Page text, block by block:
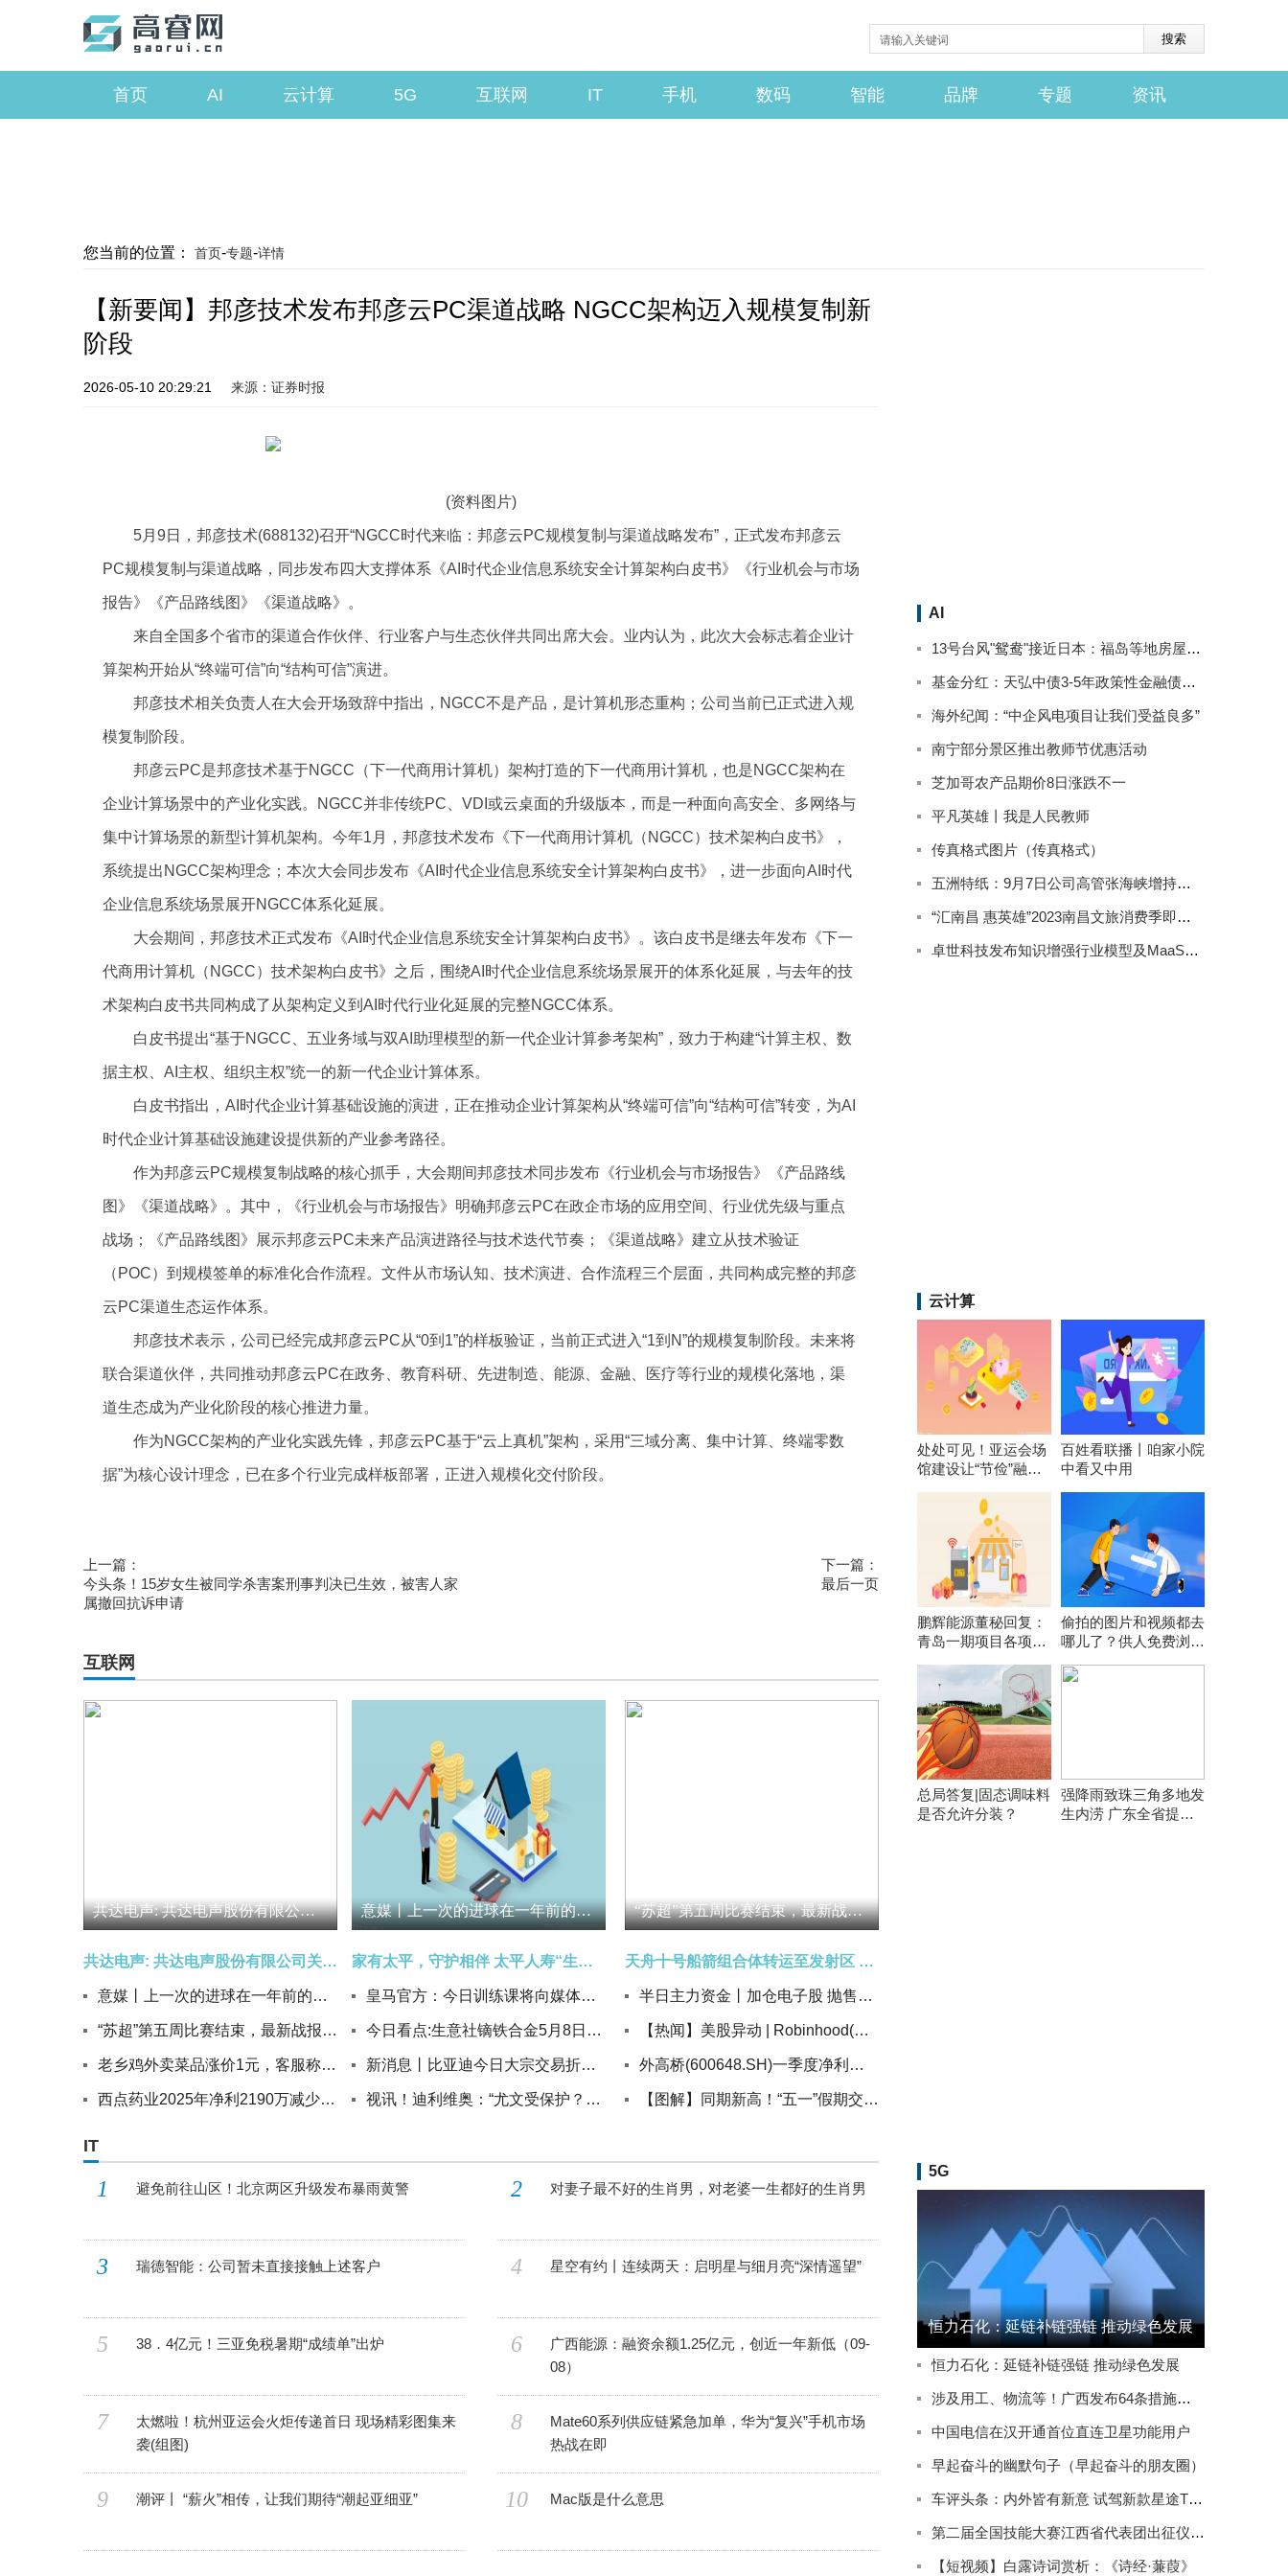
首页 AI 云计算 5G 互联网 IT 手机 数码 智能 品牌 专题 资讯
您当前的位置： 首页-专题-详情
【新要闻】邦彦技术发布邦彦云PC渠道战略 NGCC架构迈入规模复制新
阶段
2026-05-10 20:29:21 来源：证券时报
(资料图片)
5月9日，邦彦技术(688132)召开“NGCC时代来临：邦彦云PC规模复制与渠道战略发布”，正式发布邦彦云
PC规模复制与渠道战略，同步发布四大支撑体系《AI时代企业信息系统安全计算架构白皮书》《行业机会与市场
报告》《产品路线图》《渠道战略》。
来自全国多个省市的渠道合作伙伴、行业客户与生态伙伴共同出席大会。业内认为，此次大会标志着企业计
算架构开始从“终端可信”向“结构可信”演进。
邦彦技术相关负责人在大会开场致辞中指出，NGCC不是产品，是计算机形态重构；公司当前已正式进入规
模复制阶段。
邦彦云PC是邦彦技术基于NGCC（下一代商用计算机）架构打造的下一代商用计算机，也是NGCC架构在
企业计算场景中的产业化实践。NGCC并非传统PC、VDI或云桌面的升级版本，而是一种面向高安全、多网络与
集中计算场景的新型计算机架构。今年1月，邦彦技术发布《下一代商用计算机（NGCC）技术架构白皮书》，
系统提出NGCC架构理念；本次大会同步发布《AI时代企业信息系统安全计算架构白皮书》，进一步面向AI时代
企业信息系统场景展开NGCC体系化延展。
大会期间，邦彦技术正式发布《AI时代企业信息系统安全计算架构白皮书》。该白皮书是继去年发布《下一
代商用计算机（NGCC）技术架构白皮书》之后，围绕AI时代企业信息系统场景展开的体系化延展，与去年的技
术架构白皮书共同构成了从架构定义到AI时代行业化延展的完整NGCC体系。
白皮书提出“基于NGCC、五业务域与双AI助理模型的新一代企业计算参考架构”，致力于构建“计算主权、数
据主权、AI主权、组织主权”统一的新一代企业计算体系。
白皮书指出，AI时代企业计算基础设施的演进，正在推动企业计算架构从“终端可信”向“结构可信”转变，为AI
时代企业计算基础设施建设提供新的产业参考路径。
作为邦彦云PC规模复制战略的核心抓手，大会期间邦彦技术同步发布《行业机会与市场报告》《产品路线
图》《渠道战略》。其中，《行业机会与市场报告》明确邦彦云PC在政企市场的应用空间、行业优先级与重点
战场；《产品路线图》展示邦彦云PC未来产品演进路径与技术迭代节奏；《渠道战略》建立从技术验证
（POC）到规模签单的标准化合作流程。文件从市场认知、技术演进、合作流程三个层面，共同构成完整的邦彦
云PC渠道生态运作体系。
邦彦技术表示，公司已经完成邦彦云PC从“0到1”的样板验证，当前正式进入“1到N”的规模复制阶段。未来将
联合渠道伙伴，共同推动邦彦云PC在政务、教育科研、先进制造、能源、金融、医疗等行业的规模化落地，渠
道生态成为产业化阶段的核心推进力量。
作为NGCC架构的产业化实践先锋，邦彦云PC基于“云上真机”架构，采用“三域分离、集中计算、终端零数
据”为核心设计理念，已在多个行业完成样板部署，正进入规模化交付阶段。
上一篇：
今头条！15岁女生被同学杀害案刑事判决已生效，被害人家
属撤回抗诉申请
下一篇：
最后一页
互联网
共达电声: 共达电声股份有限公司关于股票交易异常波动的公告 讯息
共达电声: 共达电声股份有限公司关于股票交易异常波动的公告 讯息
意媒丨上一次的进球在一年前的今天
“苏超”第五周比赛结束，最新战报出炉：徐州1:2宿迁，南通0:0南京，无锡3:1泰州
老乡鸡外卖菜品涨价1元，客服称受运营成本影响，多个连锁餐饮品牌已涨价
西点药业2025年净利2190万减少45.62% 董事长张俊薪酬70万_独家焦点
意媒丨上一次的进球在一年前的今天
家有太平，守护相伴 太平人寿“生活+就医+安全”三大场景护航长者晚年生活|焦点热门
皇马官方：今日训练课将向媒体开放15分钟；北京时间17时开始
今日看点:生意社镝铁合金5月8日均线下穿 均差为-500.00元/吨
新消息丨比亚迪今日大宗交易折价成交60.3万股，成交额5451.72万元
视讯！迪利维奥：“尤文受保护？不，我们当时很强。随便说，我们只想着赢”
“苏超”第五周比赛结束，最新战报出炉：徐州1:2宿迁，南通0:0南京，无锡3:1泰州
天舟十号船箭组合体转运至发射区 将于近日择机发射
半日主力资金丨加仓电子股 抛售电力设备股-焦点讯息
【热闻】美股异动 | Robinhood(HOOD.US)绩后跌超13% 加密货币概念股集体承压
外高桥(600648.SH)一季度净利润1482.28万元，同比下滑63.63%
【图解】同期新高！“五一”假期交通出行预计达15.2亿人次|资讯
IT
1 避免前往山区！北京两区升级发布暴雨黄警 2 对妻子最不好的生肖男，对老婆一生都好的生肖男
3 瑞德智能：公司暂未直接接触上述客户 4 星空有约丨连续两天：启明星与细月亮“深情遥望”
5 38．4亿元！三亚免税暑期“成绩单”出炉 6
广西能源：融资余额1.25亿元，创近一年新低（09-
08）
7
太燃啦！杭州亚运会火炬传递首日 现场精彩图集来
袭(组图)
8
Mate60系列供应链紧急加单，华为“复兴”手机市场
热战在即
9 潮评丨 “薪火”相传，让我们期待“潮起亚细亚” 10 Mac版是什么意思
AI
13号台风"鸳鸯"接近日本：福岛等地房屋被淹停电 已致2人死亡
基金分红：天弘中债3-5年政策性金融债基金9月13日分红
海外纪闻：“中企风电项目让我们受益良多”
南宁部分景区推出教师节优惠活动
芝加哥农产品期价8日涨跌不一
平凡英雄丨我是人民教师
传真格式图片（传真格式）
五洲特纸：9月7日公司高管张海峡增持公司股份合计2000股
“汇南昌 惠英雄”2023南昌文旅消费季即将精彩来袭
卓世科技发布知识增强行业模型及MaaS产品系列
云计算
处处可见！亚运会场
馆建设让“节俭”融入
百姓看联播丨咱家小院
中看又中用
鹏辉能源董秘回复：
青岛一期项目各项前
进，计划年内开工建
偷拍的图片和视频都去
哪儿了？供人免费浏览
总局答复|固态调味料
是否允许分装？
强降雨致珠三角多地发
生内涝 广东全省提前
5G
恒力石化：延链补链强链 推动绿色发展
恒力石化：延链补链强链 推动绿色发展
涉及用工、物流等！广西发布64条措施推动实体经济高质量发展
中国电信在汉开通首位直连卫星功能用户
早起奋斗的幽默句子（早起奋斗的朋友圈）
车评头条：内外皆有新意 试驾新款星途TXL四驱星尊版
第二届全国技能大赛江西省代表团出征仪式在南昌举行
【短视频】白露诗词赏析：《诗经·蒹葭》